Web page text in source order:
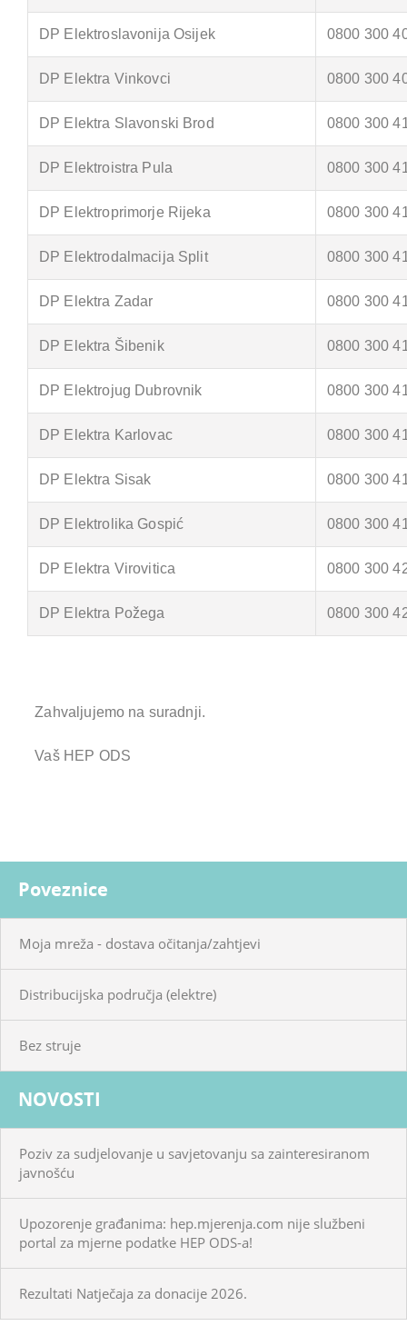
DP Elektroslavonija Osijek 0800 300
DP Elektra Vinkovci 0800 300
DP Elektra Slavonski Brod 0800 300
DP Elektroistra Pula 0800 300
DP Elektroprimorje Rijeka 0800 300
DP Elektrodalmacija Split 0800 300
DP Elektra Zadar 0800 300
DP Elektra Šibenik 0800 300
DP Elektrojug Dubrovnik 0800 300
DP Elektra Karlovac 0800 300
DP Elektra Sisak 0800 300
DP Elektrolika Gospić 0800 300
DP Elektra Virovitica 0800 300
DP Elektra Požega 0800 300
Zahvaljujemo na suradnji.
Vaš HEP ODS
Poveznice
Moja mreža - dostava očitanja/zahtjevi
Distribucijska područja (elektre)
Bez struje
NOVOSTI
Poziv za sudjelovanje u savjetovanju sa zainteresiranom
javnošću
Upozorenje građanima: hep.mjerenja.com nije službeni
portal za mjerne podatke HEP ODS-a!
Rezultati Natječaja za donacije 2026.